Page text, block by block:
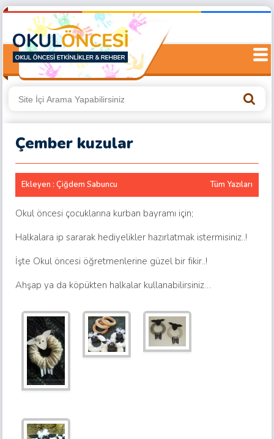
Çember kuzular
Ekleyen : Çiğdem Sabuncu Tüm Yazıları
Okul öncesi çocuklarına kurban bayramı için;
Halkalara ip sararak hediyelikler hazırlatmak istermisiniz..!
İşte Okul öncesi öğretmenlerine güzel bir fikir..!
Ahşap ya da köpükten halkalar kullanabilirsiniz…